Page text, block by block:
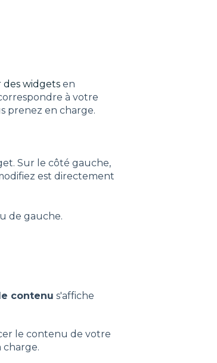
des widgetsen
à votre
prenez en charge.
Sur le côté gauche,
est directement
de gauche.
contenu s'affiche
le contenu de votre